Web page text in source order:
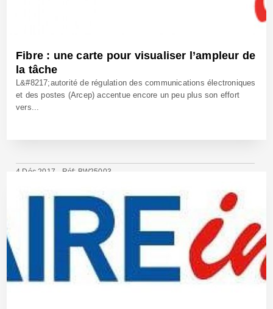
Fibre : une carte pour visualiser l’ampleur de
la tâche
L&#8217;autorité de régulation des communications électroniques
et des postes (Arcep) accentue encore un peu plus son effort
vers...
4 Déc 2017 - Réf: BW25003